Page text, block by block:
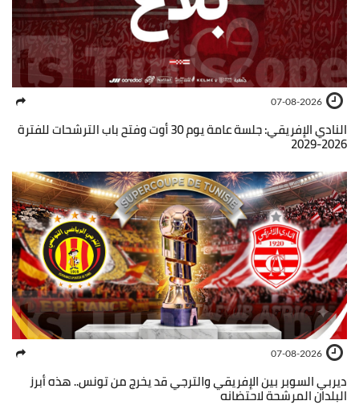
07-08-2026
النادي الإفريقي: جلسة عامة يوم 30 أوت وفتح باب الترشحات للفترة
2026-2029
07-08-2026
ديربي السوبر بين الإفريقي والترجي قد يخرج من تونس.. هذه أبرز
البلدان المرشحة لاحتضانه